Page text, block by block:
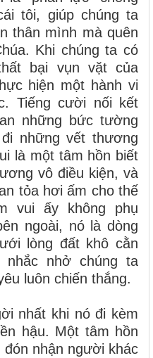
tôi, giúp chúng ta
thân mình mà quên
Khi chúng ta có
bại vụn vặt của
hiện một hành vi
Tiếng cười nối kết
những bức tường
những vết thương
là một tâm hồn biết
vô điều kiện, và
tỏa hơi ấm cho thế
vui ấy không phụ
ngoài, nó là dòng
lòng đất khô cằn
nhắc nhở chúng ta
luôn chiến thắng.
nhất khi nó đi kèm
hậu. Một tâm hồn
đón nhận người khác